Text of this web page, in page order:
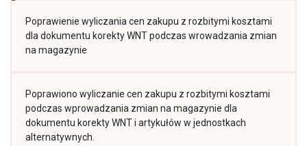
Poprawienie wyliczania cen zakupu z rozbitymi kosztami
dla dokumentu korekty WNT podczas wrowadzania zmian
na magazynie
Poprawiono wyliczanie cen zakupu z rozbitymi kosztami
podczas wprowadzania zmian na magazynie dla
dokumentu korekty WNT i artykułów w jednostkach
alternatywnych.